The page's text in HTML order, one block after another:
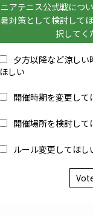
ニアテニス公式戦につ
暑対策として検討して
択してく
夕方以降など涼しい
ほしい
開催時期を変更して
開催場所を検討して
ルール変更してほし